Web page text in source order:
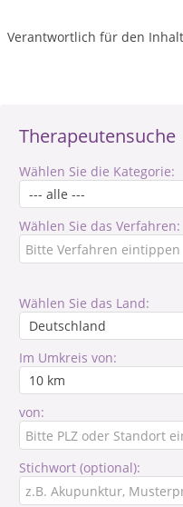
Therapeutensuche
Wählen Sie die Kategorie:
Wählen Sie das Verfahren:
Wählen Sie das Land:
Im Umkreis von:
von:
Stichwort (optional):
Verantwortlich für den